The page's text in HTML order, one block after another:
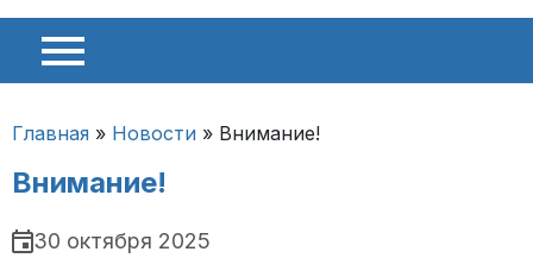
Главная » Новости » Внимание!
Внимание!
30 октября 2025